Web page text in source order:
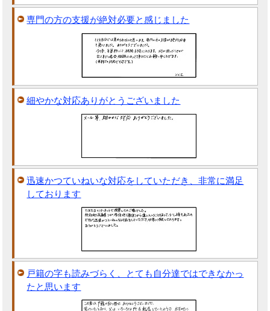
専門の方の支援が絶対必要と感じました
細やかな対応ありがとうございました
迅速かつていねいな対応をしていただき、非常に満足
しております
戸籍の字も読みづらく、とても自分達ではできなかっ
たと思います